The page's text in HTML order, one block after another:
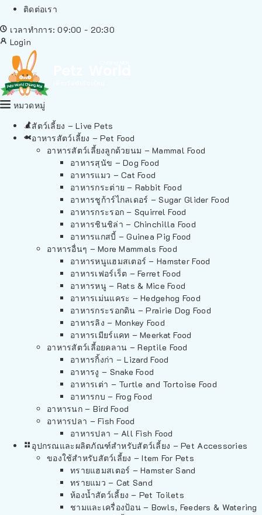
ติดต่อเรา
เวลาทำการ: 09:00 - 20:30
Login
หมวดหมู่
สัตว์เลี้ยง – Live Pets
อาหารสัตว์เลี้ยง – Pet Food
อาหารสัตว์เลี้ยงลูกด้วยนม – Mammal Food
อาหารสุนัข – Dog Food
อาหารแมว – Cat Food
อาหารกระต่าย – Rabbit Food
อาหารชูก้าร์ไกลเดอร์ – Sugar Glider Food
อาหารกระรอก – Squirrel Food
อาหารชินชิล่า – Chinchilla Food
อาหารแกสบี้ – Guinea Pig Food
อาหารอื่นๆ – More Mammals Food
อาหารหนูแฮมสเตอร์ – Hamster Food
อาหารเฟอร์เร็ต – Ferret Food
อาหารหนู – Rats & Mice Food
อาหารเม่นแคระ – Hedgehog Food
อาหารกระรอกดิน – Prairie Dog Food
อาหารลิง – Monkey Food
อาหารเมียร์แคท – Meerkat Food
อาหารสัตว์เลี้อยคลาน – Reptile Food
อาหารกิ้งก่า – Lizard Food
อาหารงู – Snake Food
อาหารเต่า – Turtle and Tortoise Food
อาหารกบ – Frog Food
อาหารนก – Bird Food
อาหารปลา – Fish Food
อาหารปลา – All Fish Food
อุปกรณและผลิตภัณฑ์สำหรับสัตว์เลี้ยง – Pet Accessories
ของใช้สำหรับสัตว์เลี้ยง – Item For Pets
ทรายแฮมสเตอร์ – Hamster Sand
ทรายแมว – Cat Sand
ห้องน้ำสัตว์เลี้ยง – Pet Toilets
ชามและเครื่องป้อน – Bowls, Feeders & Watering